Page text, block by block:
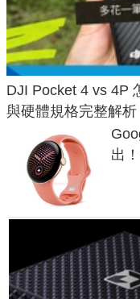
DJI Pocket 4 vs 4P
與硬體規格完整解
出